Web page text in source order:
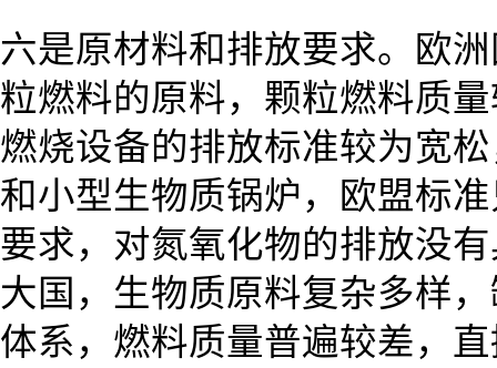
六是原材料和排放要求。欧
粒燃料的原料，颗粒燃料质
燃烧设备的排放标准较为宽
和小型生物质锅炉，欧盟标
要求，对氮氧化物的排放没
大国，生物质原料复杂多样
体系，燃料质量普遍较差，